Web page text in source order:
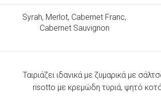
Syrah, Merlot, Cabernet Franc,
Cabernet Sauvignon
Ταιριάζει ιδανικά με ζυμαρικά με
risotto με κρεμώδη τυριά, ψητό